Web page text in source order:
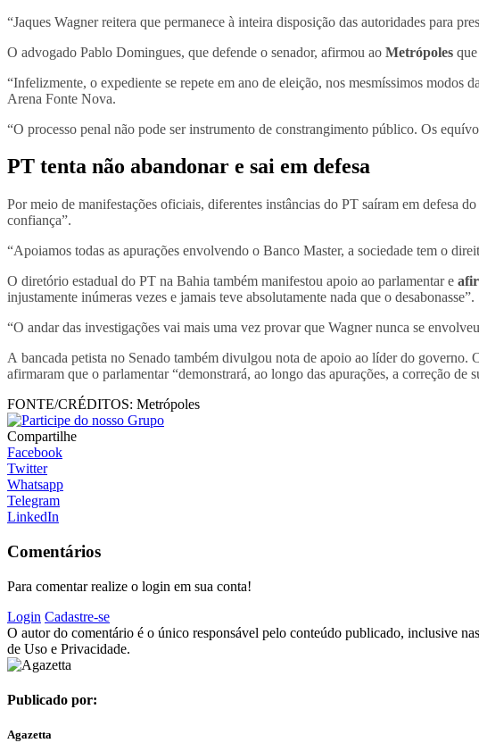
“Jaques Wagner reitera que permanece à inteira disposição das autoridades para
O advogado Pablo Domingues, que defende o senador, afirmou ao Metrópoles
“Infelizmente, o expediente se repete em ano de eleição, nos mesmíssimos modos
Arena Fonte Nova.
“O processo penal não pode ser instrumento de constrangimento público. Os
PT tenta não abandonar e sai em defesa
Por meio de manifestações oficiais, diferentes instâncias do PT saíram em defesa
confiança”.
“Apoiamos todas as apurações envolvendo o Banco Master, a sociedade tem o
O diretório estadual do PT na Bahia também manifestou apoio ao parlamentar e
injustamente inúmeras vezes e jamais teve absolutamente nada que o desabonasse”.
“O andar das investigações vai mais uma vez provar que Wagner nunca se
A bancada petista no Senado também divulgou nota de apoio ao líder do governo.
afirmaram que o parlamentar “demonstrará, ao longo das apurações, a correção de
FONTE/CRÉDITOS: Metrópoles
Compartilhe
Facebook
Twitter
Whatsapp
Telegram
LinkedIn
Comentários
Para comentar realize o login em sua conta!
Login Cadastre-se
O autor do comentário é o único responsável pelo conteúdo publicado, inclusive
de Uso e Privacidade.
Publicado por:
Agazetta